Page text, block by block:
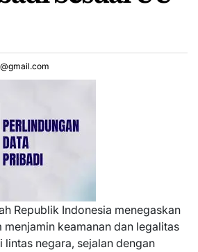
Republik Indonesia menegaskan
keamanan dan legalitas
negara, sejalan dengan